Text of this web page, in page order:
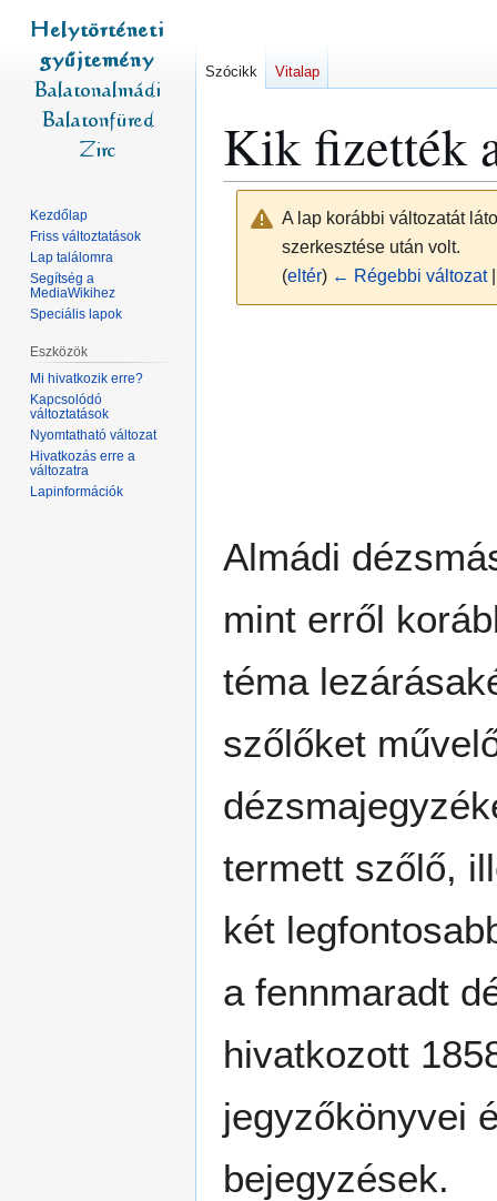
Kik fizették
A lap korábbi változatát
szerkesztése után volt.
(eltér) ← Régebbi változat|
Almádi
mint erről
téma
szőlőket
termett szőlő,
két
a fennmaradt
hivatkozott
jegyzőkönyvei
bejegyzések.
Szócikk Vitalap
Kezdőlap
Friss változtatások
Lap találomra
Segítség a
MediaWikihez
Speciális lapok
Eszközök
Mi hivatkozik erre?
Kapcsolódó
változtatások
Nyomtatható változat
Hivatkozás erre a
változatra
Lapinformációk